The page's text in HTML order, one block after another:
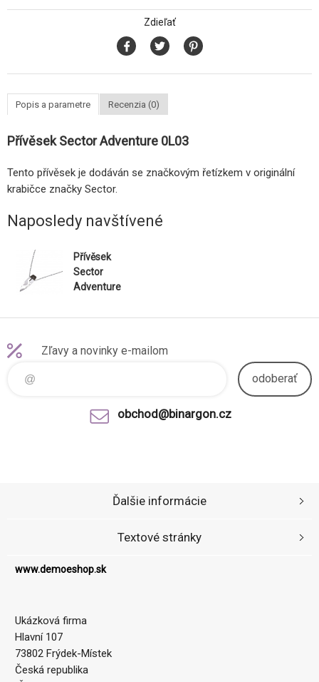
Zdieľať
Popis a parametre Recenzia (0)
Přívěsek Sector Adventure 0L03
Tento přívěsek je dodáván se značkovým řetízkem v originální
krabičce značky Sector.
Naposledy navštívené
Přívěsek
Sector
Adventure
Zľavy a novinky e-mailom
odoberať
obchod@binargon.cz
www.demoeshop.sk
Ukázková firma
Hlavní 107
73802 Frýdek-Místek
Česká republika
Ďalšie informácie
Textové stránky